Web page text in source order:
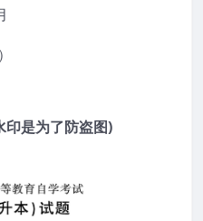
印是为了防盗图)